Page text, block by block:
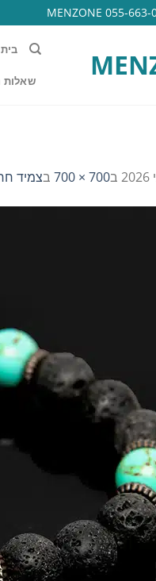
בית
שאלות
ב700 × 700 בצמיד